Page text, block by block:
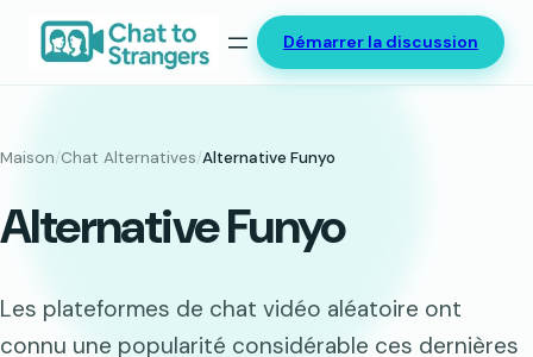
Démarrer la discussion
Maison/Chat Alternatives/Alternative Funyo
Alternative Funyo
Les plateformes de chat vidéo aléatoire ont
connu une popularité considérable ces dernières